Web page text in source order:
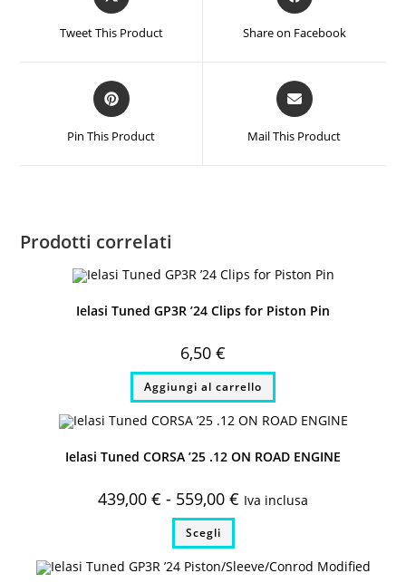
in
new
Tweet This Product
in
new
Share on Facebook
Opens
in
new
Pin This Product
Opens
in
new
Mail This Product
Prodotti correlati
Ielasi Tuned GP3R ’24 Clips for Piston Pin
6,50 €
Aggiungi al carrello
Ielasi Tuned CORSA ’25 .12 ON ROAD ENGINE
439,00 € - 559,00 € Fascia
di
559,00 €
Iva inclusa
Scegli
Questo
ha
più
varianti.